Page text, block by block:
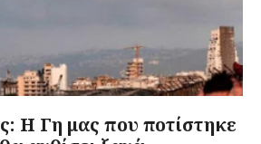
Η Γη μας που ποτίστηκε